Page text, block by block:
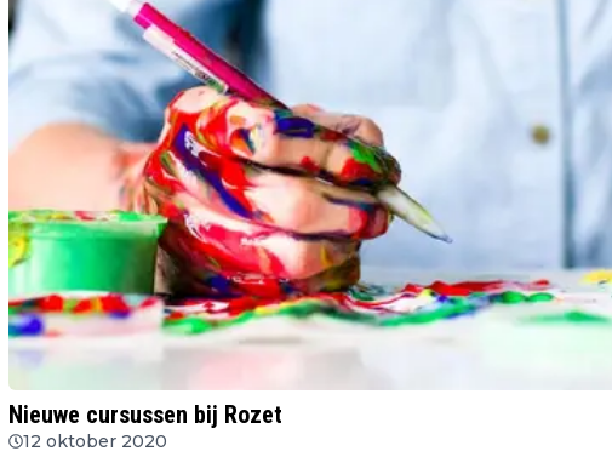
Nieuwe cursussen bij Rozet
12 oktober 2020